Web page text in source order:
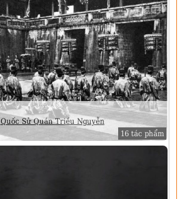
Quốc Sử Quán Triều Nguyễn
16 tác phẩm